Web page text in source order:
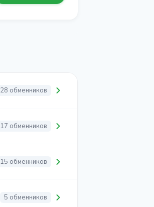
28 обменников
17 обменников
15 обменников
5 обменников